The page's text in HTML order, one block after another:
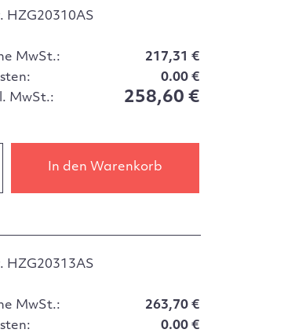
HZG20310AS
MwSt.:
217,31 €
0.00 €
MwSt.:
258,60 €
In den Warenkorb
HZG20313AS
MwSt.:
263,70 €
0.00 €